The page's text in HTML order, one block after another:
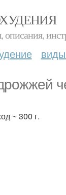
~ 300 г.